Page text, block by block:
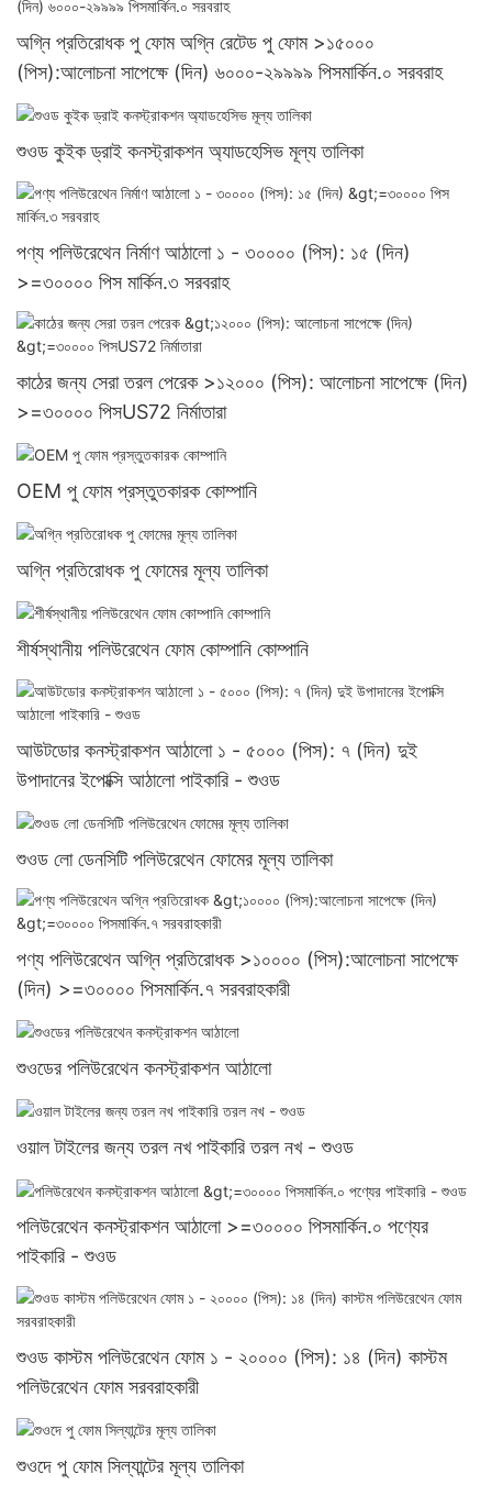
অগ্নি প্রতিরোধক পু ফোম অগ্নি রেটেড পু ফোম >১৫০০০
(পিস):আলোচনা সাপেক্ষে (দিন) ৬০০০-২৯৯৯৯ পিসমার্কিন.০ সরবরাহ
শুওড কুইক ড্রাই কনস্ট্রাকশন অ্যাডহেসিভ মূল্য তালিকা
পণ্য পলিউরেথেন নির্মাণ আঠালো ১ - ৩০০০০ (পিস): ১৫ (দিন)
>=৩০০০০ পিস মার্কিন.৩ সরবরাহ
কাঠের জন্য সেরা তরল পেরেক >১২০০০ (পিস): আলোচনা সাপেক্ষে (দিন)
>=৩০০০০ পিসUS72 নির্মাতারা
OEM পু ফোম প্রস্তুতকারক কোম্পানি
অগ্নি প্রতিরোধক পু ফোমের মূল্য তালিকা
শীর্ষস্থানীয় পলিউরেথেন ফোম কোম্পানি কোম্পানি
আউটডোর কনস্ট্রাকশন আঠালো ১ - ৫০০০ (পিস): ৭ (দিন) দুই
উপাদানের ইপোক্সি আঠালো পাইকারি - শুওড
শুওড লো ডেনসিটি পলিউরেথেন ফোমের মূল্য তালিকা
পণ্য পলিউরেথেন অগ্নি প্রতিরোধক >১০০০০ (পিস):আলোচনা সাপেক্ষে
(দিন) >=৩০০০০ পিসমার্কিন.৭ সরবরাহকারী
শুওডের পলিউরেথেন কনস্ট্রাকশন আঠালো
ওয়াল টাইলের জন্য তরল নখ পাইকারি তরল নখ - শুওড
পলিউরেথেন কনস্ট্রাকশন আঠালো >=৩০০০০ পিসমার্কিন.০ পণ্যের
পাইকারি - শুওড
শুওড কাস্টম পলিউরেথেন ফোম ১ - ২০০০০ (পিস): ১৪ (দিন) কাস্টম
পলিউরেথেন ফোম সরবরাহকারী
শুওদে পু ফোম সিল্যান্টের মূল্য তালিকা